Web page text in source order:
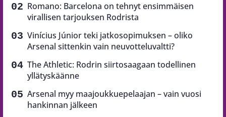
Romano: Barcelona on tehnyt ensimmäisen
virallisen tarjouksen Rodrista
Vinícius Júnior teki jatkosopimuksen – oliko
Arsenal sittenkin vain neuvotteluvaltti?
The Athletic: Rodrin siirtosaagaan todellinen
yllätyskäänne
Arsenal myy maajoukkuepelaajan – vain vuosi
hankinnan jälkeen